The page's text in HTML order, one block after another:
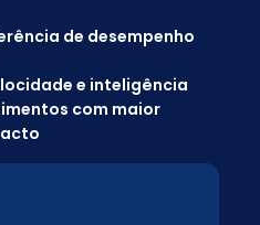
de desempenho
e inteligência
com maior